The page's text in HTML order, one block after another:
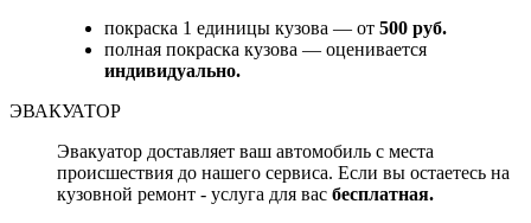
покраска 1 единицы кузова — от 500 руб.
полная покраска кузова — оценивается
индивидуально.
ЭВАКУАТОР
Эвакуатор доставляет ваш автомобиль с места
происшествия до нашего сервиса. Если вы остаетесь на
кузовной ремонт - услуга для вас бесплатная.